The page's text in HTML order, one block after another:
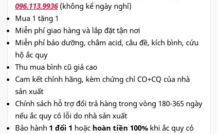
096.113.9936(không kể ngày nghỉ)
Mua 1 tặng 1
Miễn phí giao hàng và lắp đặt tận nơi
Miễn phí bảo dưỡng, châm acid, câu đề, kích bình, cứu
hộ ắc quy
Thu mua bình cũ giá cao
Cam kết chính hãng, kèm chứng chỉ CO+CQ của nhà
sản xuất
Chính sách hỗ trợ đổi trả hàng trong vòng 180-365 ngày
nếu ắc quy có lỗi do nhà sản xuất
Bảo hành 1 đổi 1 hoặc hoàn tiền 100% khi ắc quy có